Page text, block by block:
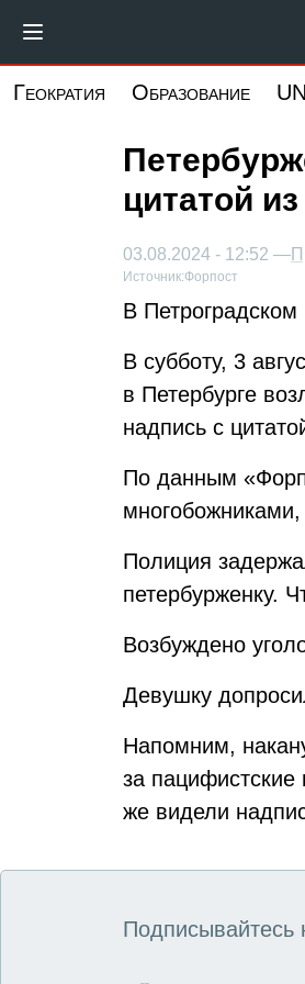
основному
Геократия Образование
цитатой
03.08.2024 - 12:52 —
Источник:Форпост
В Петроградском
В субботу, 3
в Петербурге
надпись с
По данным
Полиция
петербурженку.
Возбуждено
Девушку
Напомним,
за
же видели
Подписывайтесь